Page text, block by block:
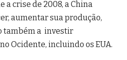
a crise de 2008, a China
aumentar sua produção,
também a investir
Ocidente, incluindo os EUA.